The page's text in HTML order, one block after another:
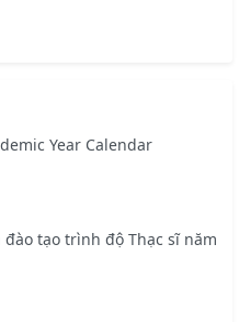
Year Calendar
tạo trình độ Thạc sĩ năm